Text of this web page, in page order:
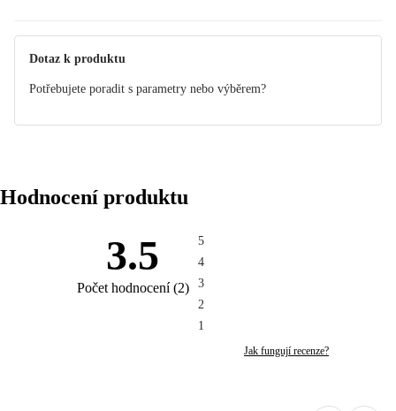
Dotaz k produktu
Potřebujete poradit s parametry nebo výběrem?
Hodnocení produktu
3.5
Počet hodnocení(2)
5
4
3
2
1
Jak fungují recenze?